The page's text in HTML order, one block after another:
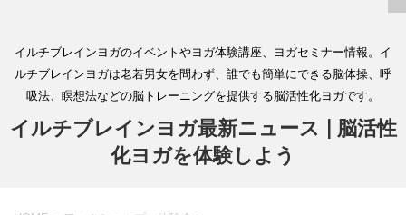
イルチブレインヨガのイベントやヨガ体験講座、ヨガセミナー情報。イ
ルチブレインヨガは老若男女を問わず、誰でも簡単にできる脳体操、呼
吸法、瞑想法などの脳トレーニングを提供する脳活性化ヨガです。
イルチブレインヨガ最新ニュース | 脳活性
化ヨガを体験しよう